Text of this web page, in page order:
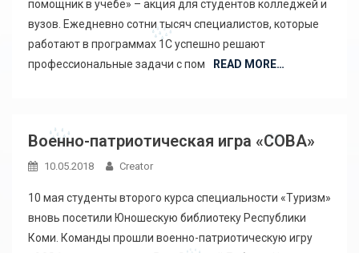
помощник в учебе» – акция для студентов колледжей и
вузов. Ежедневно сотни тысяч специалистов, которые
работают в программах 1С успешно решают
профессиональные задачи с пом
READ MORE…
Военно-патриотическая игра «СОВА»
10.05.2018 Creator
10 мая студенты второго курса специальности «Туризм»
вновь посетили Юношескую библиотеку Республики
Коми. Команды прошли военно-патриотическую игру